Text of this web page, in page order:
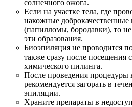
солнечного ожога.
Если на участке тела, где
накожные доброкачественные
(папилломы, бородавки), то не
эти образования.
Биоэпиляция не проводится
также сразу после посещения
химического пилинга.
После проведения процедуры
рекомендуется загорать в
эпиляции.
Храните препараты в